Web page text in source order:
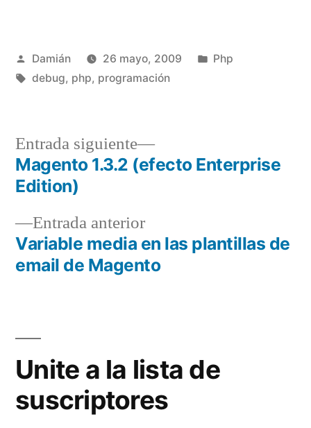
Publicado
por
Damián 26 mayo, 2009
Publicado
Php
Etiquetas:
debug, php, programación
Navegación
entradas
Entrada anteriorEntrada
anterior:
Variable media en las plantillas de
email de Magento
Entrada siguiente
Entrada
siguiente:
Magento 1.3.2 (efecto Enterprise
Edition)
Unite a la lista de
suscriptores